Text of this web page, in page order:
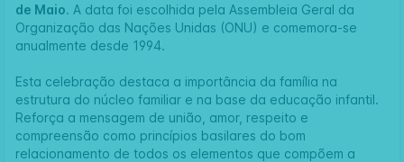
de Maio. A data foi escolhida pela Assembleia Geral da
Organização das Nações Unidas (ONU) e comemora-se
anualmente desde 1994.
Esta celebração destaca a importância da família na
estrutura do núcleo familiar e na base da educação infantil.
Reforça a mensagem de união, amor, respeito e
compreensão como princípios basilares do bom
relacionamento de todos os elementos que compõem a